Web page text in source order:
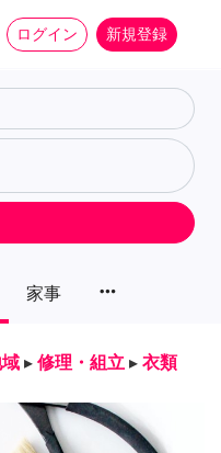
ログイン 新規登録
家事 more_horiz
▸ 修理・組立 ▸ 衣類